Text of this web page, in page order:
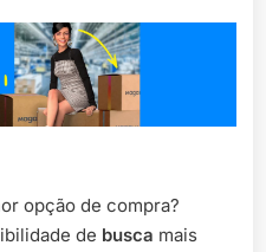
opção de compra?
de busca mais